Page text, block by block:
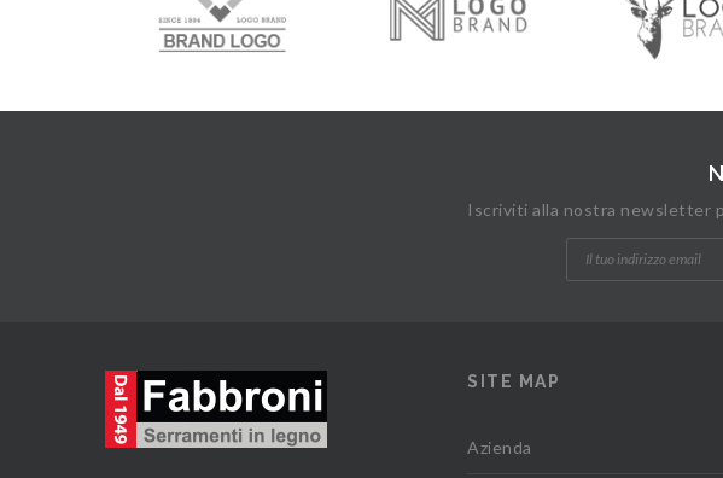
Iscriviti alla nostra newsletter
SITE MAP
Azienda